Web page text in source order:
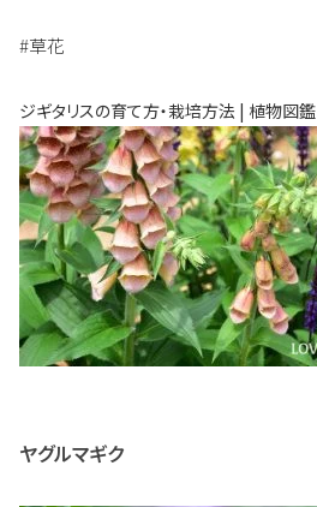
#草花
ジギタリスの育て方・栽培方法 | 植物図鑑
ヤグルマギク